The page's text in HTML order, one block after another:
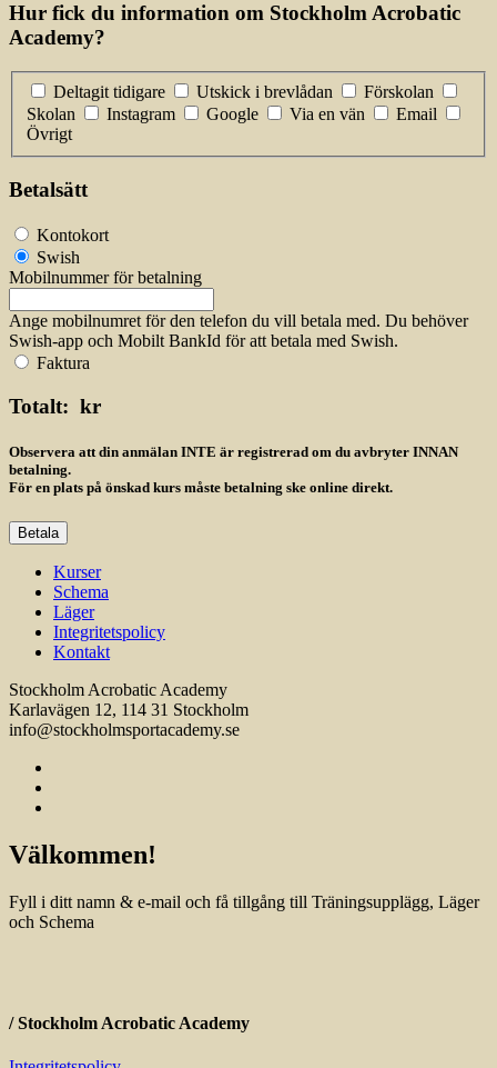
Hur fick du information om Stockholm Acrobatic
Academy?
Deltagit tidigare Utskick i brevlådan
Förskolan
Skolan
Instagram Google Via en vän
Email
Övrigt
Betalsätt
Kontokort
Swish
Mobilnummer för betalning
Ange mobilnumret för den telefon du vill betala med. Du behöver
Swish-app och Mobilt BankId för att betala med Swish.
Faktura
Totalt: kr
Observera att din anmälan INTE är registrerad om du avbryter INNAN
betalning.
För en plats på önskad kurs måste betalning ske online direkt.
Kurser
Schema
Läger
Integritetspolicy
Kontakt
Stockholm Acrobatic Academy
Karlavägen 12, 114 31 Stockholm
info@stockholmsportacademy.se
Välkommen!
Fyll i ditt namn & e-mail och få tillgång till Träningsupplägg, Läger
och Schema
/ Stockholm Acrobatic Academy